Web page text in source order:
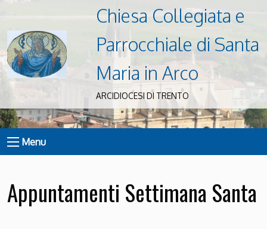
Chiesa Collegiata e
Parrocchiale di Santa
Maria in Arco
ARCIDIOCESI DI TRENTO
Menu
Appuntamenti Settimana Santa